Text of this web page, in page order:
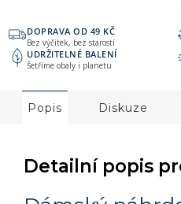
DOPRAVA OD 49 KČ
Bez výčitek, bez starostí
UDRŽITELNÉ BALENÍ
Šetříme obaly i planetu
Popis Diskuze
Detailní popis